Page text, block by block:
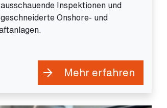
Inspektionen und
Onshore- und
Mehr erfahren